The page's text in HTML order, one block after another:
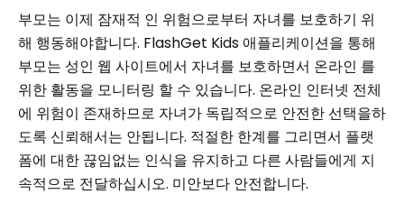
부모는 이제 잠재적 인 위험으로부터 자녀를 보호하기 위
해 행동해야합니다. FlashGet Kids 애플리케이션을 통해
부모는 성인 웹 사이트에서 자녀를 보호하면서 온라인 를
위한 활동을 모니터링 할 수 있습니다. 온라인 인터넷 전체
에 위험이 존재하므로 자녀가 독립적으로 안전한 선택을하
도록 신뢰해서는 안됩니다. 적절한 한계를 그리면서 플랫
폼에 대한 끊임없는 인식을 유지하고 다른 사람들에게 지
속적으로 전달하십시오. 미안보다 안전합니다.